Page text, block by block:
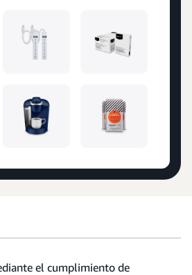
el cumplimiento de